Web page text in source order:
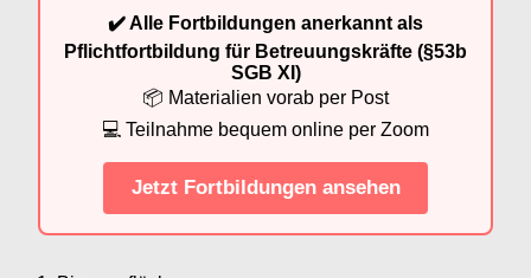
✔️ Alle Fortbildungen anerkannt als
Pflichtfortbildung für Betreuungskräfte (§53b
SGB XI)
📦 Materialien vorab per Post
💻 Teilnahme bequem online per Zoom
Jetzt Fortbildungen ansehen